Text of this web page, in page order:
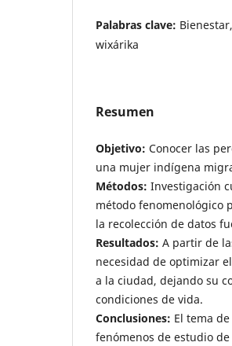
Palabras clave:
wixárika
Resumen
Objetivo: Conocer las
una mujer indígena
Métodos: Investigación
método fenomenológico
la recolección de datos
Resultados: A partir de
necesidad de optimizar
a la ciudad, dejando su
condiciones de vida.
Conclusiones: El tema
fenómenos de estudio